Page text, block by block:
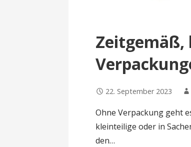
Zeitgemäß,
22. September 2023
Ohne Verpackung geht
kleinteilige oder in
den…